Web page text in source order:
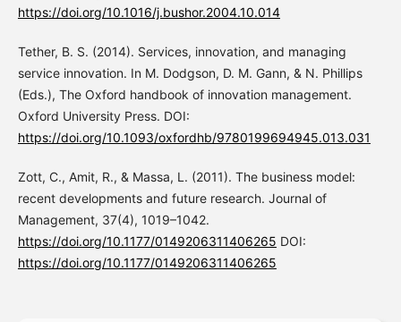
https://doi.org/10.1016/j.bushor.2004.10.014
Tether, B. S. (2014). Services, innovation, and managing
service innovation. In M. Dodgson, D. M. Gann, & N. Phillips
(Eds.), The Oxford handbook of innovation management.
Oxford University Press. DOI:
https://doi.org/10.1093/oxfordhb/9780199694945.013.031
Zott, C., Amit, R., & Massa, L. (2011). The business model:
recent developments and future research. Journal of
Management, 37(4), 1019–1042.
https://doi.org/10.1177/0149206311406265 DOI:
https://doi.org/10.1177/0149206311406265